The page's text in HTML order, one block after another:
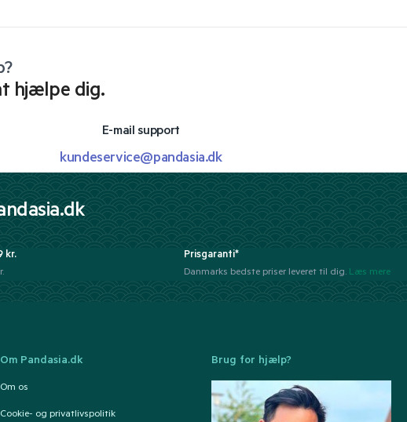
hjælpe dig.
E-mail support
kundeservice@pandasia.dk
kr. Prisgaranti*
Danmarks bedste priser leveret til dig. Læs mere
Om Pandasia.dk
Om os
Cookie- og privatlivspolitik
Brug for hjælp?